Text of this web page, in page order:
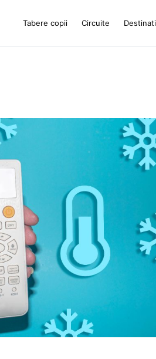
Tabere copii Circuite